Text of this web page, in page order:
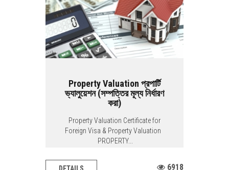
Property Valuation প্রপার্টি
ভ্যালুয়েশন (সম্পত্তির মূল্য নির্ধারণ
করা)
Property Valuation Certificate for
Foreign Visa & Property Valuation
PROPERTY...
6918